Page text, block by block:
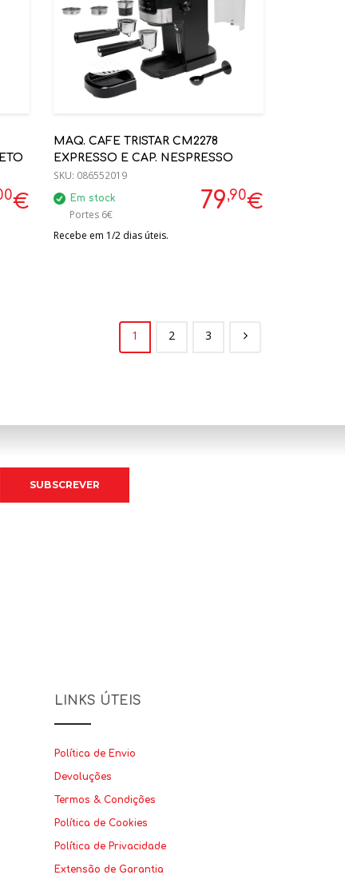
€
MAQ. CAFE TRISTAR CM2278
EXPRESSO E CAP. NESPRESSO
79,90€
SKU: 086552019
Em stock
Portes 6€
Recebe em 1/2 dias úteis.
1 2 3
LINKS ÚTEIS
Política de Envio
Devoluções
Termos & Condições
Política de Cookies
Política de Privacidade
Extensão de Garantia